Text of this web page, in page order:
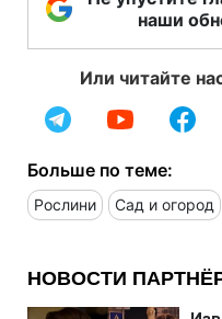
наши
Или читайте
Больше по теме:
Рослини Сад и огород